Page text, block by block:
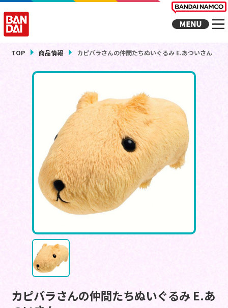
TOP 商品情報 カピバラさんの仲間たちぬいぐるみ E.あついさん
カピバラさんの仲間たちぬいぐるみ E.あ